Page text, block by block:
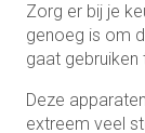
Zorg er bij je
genoeg is om
gaat gebruiken
Deze
extreem veel